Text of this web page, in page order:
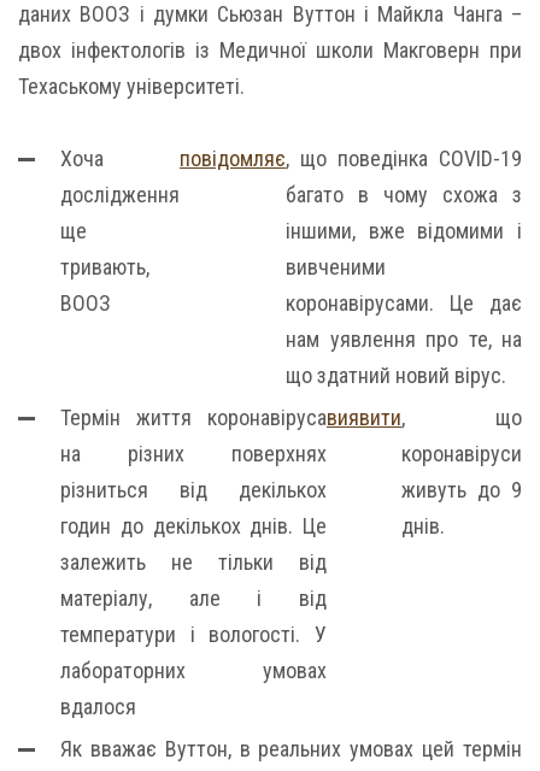
даних ВООЗ і думки Сьюзан Вуттон і Майкла Чанга –
двох інфектологів із Медичної школи Макговерн при
Техаському університеті.
Хоча
дослідження
ще
тривають,
ВООЗ
повідомляє, що поведінка COVID-19
багато в чому схожа з
іншими, вже відомими і
вивченими
коронавірусами. Це дає
нам уявлення про те, на
що здатний новий вірус.
Термін життя коронавіруса
на різних поверхнях
різниться від декількох
годин до декількох днів. Це
залежить не тільки від
матеріалу, але і від
температури і вологості. У
лабораторних умовах
вдалося
виявити, що
коронавіруси
живуть до 9
днів.
Як вважає Вуттон, в реальних умовах цей термін